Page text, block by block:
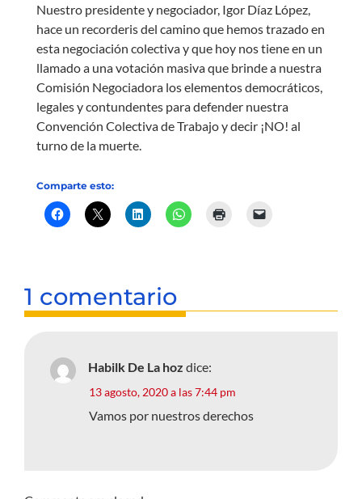
Nuestro presidente y negociador, Igor Díaz López,
hace un recorderis del camino que hemos trazado en
esta negociación colectiva y que hoy nos tiene en un
llamado a una votación masiva que brinde a nuestra
Comisión Negociadora los elementos democráticos,
legales y contundentes para defender nuestra
Convención Colectiva de Trabajo y decir ¡NO! al
turno de la muerte.
Comparte esto:
1 comentario
Habilk De La hoz dice:
13 agosto, 2020 a las 7:44 pm
Vamos por nuestros derechos